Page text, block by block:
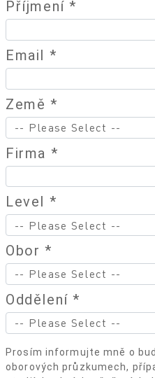
Příjmení *
Email *
Země *
Firma *
Level *
Obor *
Oddělení *
Prosím informujte mně o
oborových průzkumech,